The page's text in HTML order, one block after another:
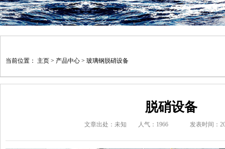
当前位置： 主页 > 产品中心 > 玻璃钢脱硝设备
脱硝设备
文章出处：未知 人气：1966 发表时间：